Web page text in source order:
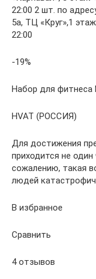
22:00 2 шт. по
5а, ТЦ «Круг»,1
22:00
-19%
Набор для фитнеса
HVAT (РОССИЯ)
Для достижения
приходится не
сожалению, такая
людей
В избранное
Сравнить
4 отзывов